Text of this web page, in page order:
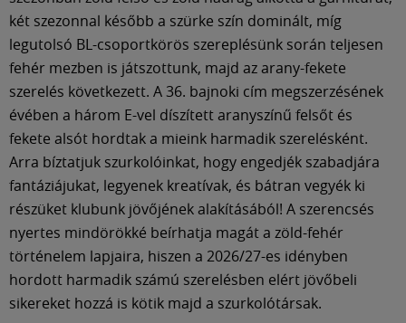
két szezonnal később a szürke szín dominált, míg
legutolsó BL-csoportkörös szereplésünk során teljesen
fehér mezben is játszottunk, majd az arany-fekete
szerelés következett. A 36. bajnoki cím megszerzésének
évében a három E-vel díszített aranyszínű felsőt és
fekete alsót hordtak a mieink harmadik szerelésként.
Arra bíztatjuk szurkolóinkat, hogy engedjék szabadjára
fantáziájukat, legyenek kreatívak, és bátran vegyék ki
részüket klubunk jövőjének alakításából! A szerencsés
nyertes mindörökké beírhatja magát a zöld-fehér
történelem lapjaira, hiszen a 2026/27-es idényben
hordott harmadik számú szerelésben elért jövőbeli
sikereket hozzá is kötik majd a szurkolótársak.